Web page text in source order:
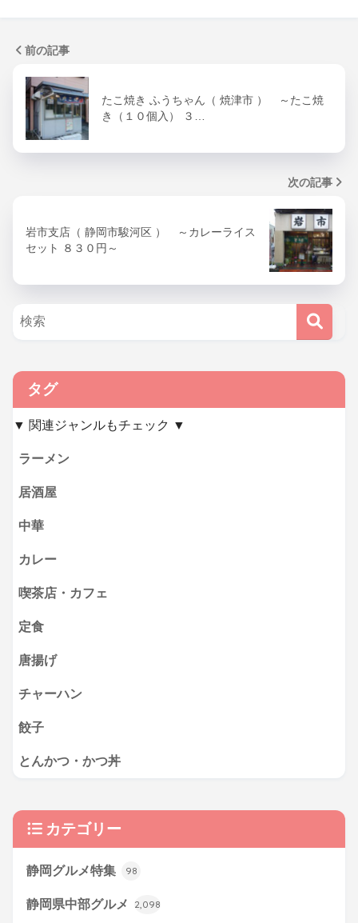
前の記事
たこ焼き ふうちゃん（ 焼津市 ） ～たこ焼
き（１０個入） ３…
次の記事
岩市支店（ 静岡市駿河区 ） ～カレーライス
セット ８３０円～
タグ
▼ 関連ジャンルもチェック ▼
ラーメン
居酒屋
中華
カレー
喫茶店・カフェ
定食
唐揚げ
チャーハン
餃子
とんかつ・かつ丼
カテゴリー
静岡グルメ特集 98
静岡県中部グルメ 2,098